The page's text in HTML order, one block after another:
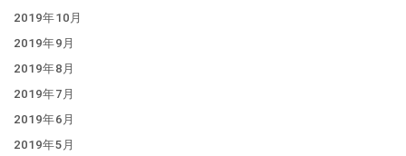
2019年10月
2019年9月
2019年8月
2019年7月
2019年6月
2019年5月